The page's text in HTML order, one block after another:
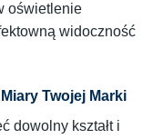
oświetlenie
widoczność
Twojej Marki
dowolny kształt i